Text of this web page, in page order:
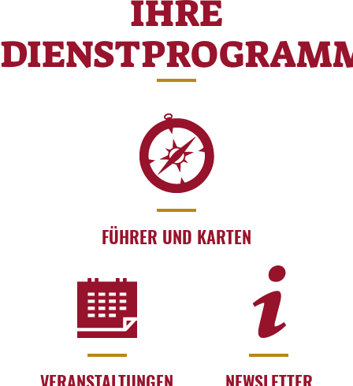
IHRE
FÜHRER UND KARTEN